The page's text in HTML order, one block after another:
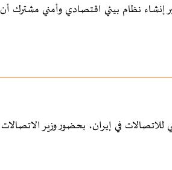
إنشاء نظام بيئي اقتصادي وأمني مشترك أن
للاتصالات في إيران، بحضور وزير الاتصالات